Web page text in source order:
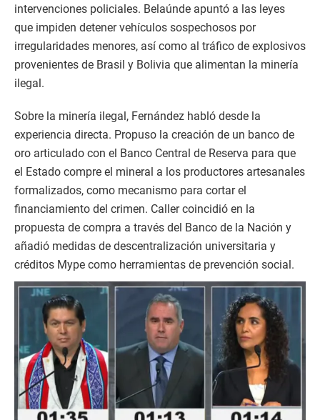
intervenciones policiales. Belaúnde apuntó a las leyes
que impiden detener vehículos sospechosos por
irregularidades menores, así como al tráfico de explosivos
provenientes de Brasil y Bolivia que alimentan la minería
ilegal.
Sobre la minería ilegal, Fernández habló desde la
experiencia directa. Propuso la creación de un banco de
oro articulado con el Banco Central de Reserva para que
el Estado compre el mineral a los productores artesanales
formalizados, como mecanismo para cortar el
financiamiento del crimen. Caller coincidió en la
propuesta de compra a través del Banco de la Nación y
añadió medidas de descentralización universitaria y
créditos Mype como herramientas de prevención social.